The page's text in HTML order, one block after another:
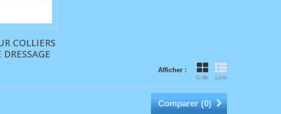
COLLIERS
DRESSAGE
Afficher :
Grille Liste
Comparer (0)